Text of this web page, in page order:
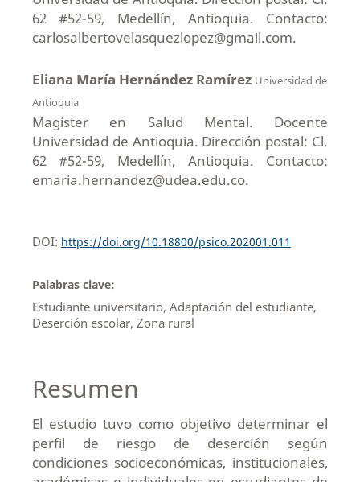
62 #52-59, Medellín, Antioquia. Contacto:
carlosalbertovelasquezlopez@gmail.com.
Eliana María Hernández Ramírez Universidad de
Antioquia
Magíster en Salud Mental. Docente
Universidad de Antioquia. Dirección postal: Cl.
62 #52-59, Medellín, Antioquia. Contacto:
emaria.hernandez@udea.edu.co.
DOI: https://doi.org/10.18800/psico.202001.011
Palabras clave:
Estudiante universitario, Adaptación del estudiante,
Deserción escolar, Zona rural
Resumen
El estudio tuvo como objetivo determinar el
perfil de riesgo de deserción según
condiciones socioeconómicas, institucionales,